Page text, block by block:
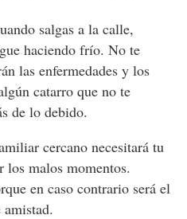
salgas a la calle,
haciendo frío. No te
las enfermedades y los
catarro que no te
de lo debido.
cercano necesitará tu
los malos momentos.
en caso contrario será el